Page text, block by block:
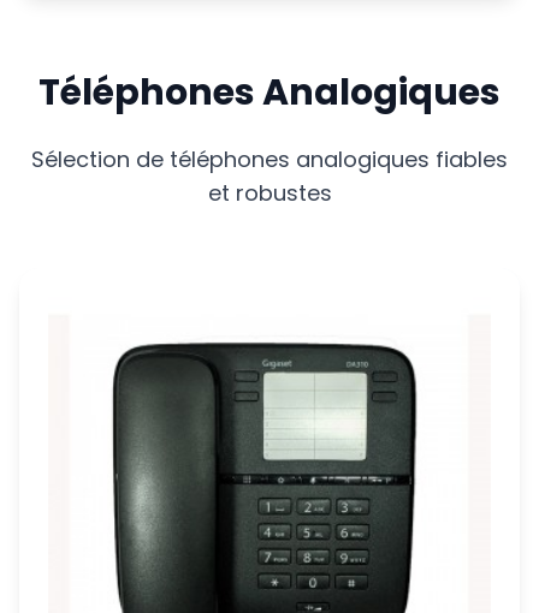
Téléphones Analogiques
Sélection de téléphones analogiques fiables
et robustes